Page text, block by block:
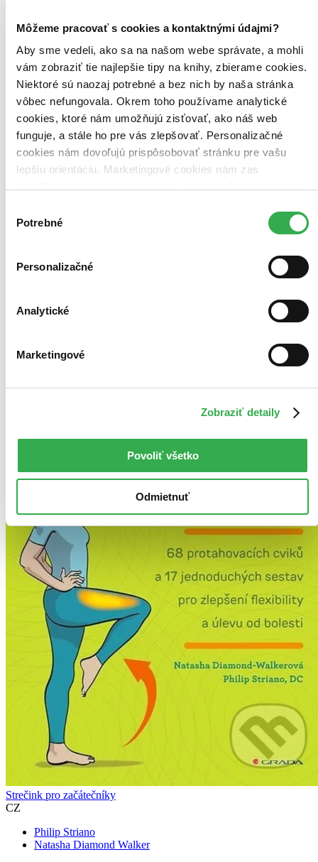
Môžeme pracovať s cookies a kontaktnými údajmi?
Aby sme vedeli, ako sa na našom webe správate, a mohli
vám zobraziť tie najlepšie tipy na knihy, zbierame cookies.
Niektoré sú naozaj potrebné a bez nich by naša stránka
vôbec nefungovala. Okrem toho používame analytické
cookies, ktoré nám umožňujú zisťovať, ako náš web
funguje, a stále ho pre vás zlepšovať. Personalizačné
cookies nám dovoľujú prispôsobovať stránku pre vašu
lepšiu orientáciu. Marketingové cookies nám zas
keby sme mohli používať všetky tieto cookies. Ďakujeme!
súhlasu
Potrebné
Personalizačné
Analytické
Marketingové
Zobraziť detaily
Povoliť všetko
Odmietnuť
Čítaná
výborný stav
Túto knihu sme vykúpili cez
Knihovrátok
výbornom stave.Rozdiel medzi touto knihou a novou by ste
asi ani nespoznali. Knihu sme označili nálepkou, ktorá môže
na niektorých obaloch zanechať stopy.
17,60 €
Na sklade
Tento produkt síce máme aktuálne na sklade, máme však už
iba posledné kusy a ďalšie už nemá ani distribútor, preto je
možné, že bude onedlho úplne vypredaný. Ak ho chcete mať,
ponáhľajte sa!
Vložiť do košíka
Vypredané
Ach, mrzí nás to, z tejto knihy sa už predali všetky výtlačky a
môžete mať šťastie v niektorých iných obchodoch, ktoré ešte
nepredali posledné kusy.
Predaj skončil
Ach, mrzí nás to, ale platnosť licencie na predaj tohto titulu
Strečink pro začátečníky
CZ
Philip Striano
Natasha Diamond Walker